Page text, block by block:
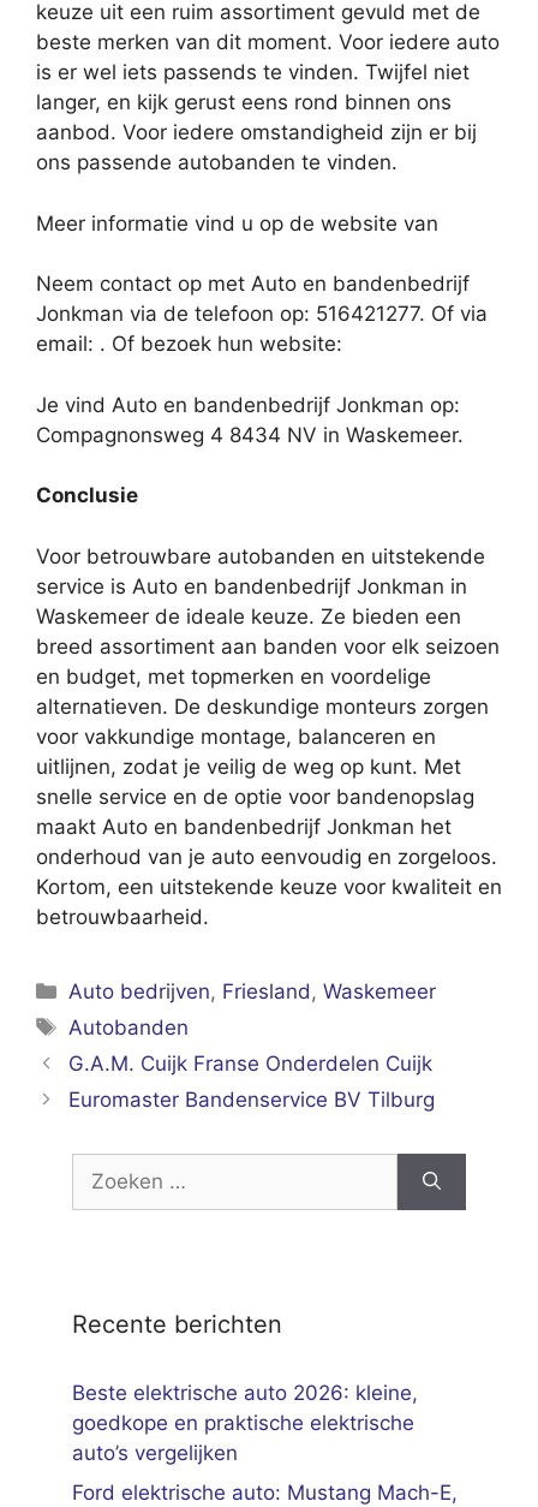
keuze uit een ruim assortiment gevuld met de
beste merken van dit moment. Voor iedere auto
is er wel iets passends te vinden. Twijfel niet
langer, en kijk gerust eens rond binnen ons
aanbod. Voor iedere omstandigheid zijn er bij
ons passende autobanden te vinden.
Meer informatie vind u op de website van
Neem contact op met Auto en bandenbedrijf
Jonkman via de telefoon op: 516421277. Of via
email: . Of bezoek hun website:
Je vind Auto en bandenbedrijf Jonkman op:
Compagnonsweg 4 8434 NV in Waskemeer.
Conclusie
Voor betrouwbare autobanden en uitstekende
service is Auto en bandenbedrijf Jonkman in
Waskemeer de ideale keuze. Ze bieden een
breed assortiment aan banden voor elk seizoen
en budget, met topmerken en voordelige
alternatieven. De deskundige monteurs zorgen
voor vakkundige montage, balanceren en
uitlijnen, zodat je veilig de weg op kunt. Met
snelle service en de optie voor bandenopslag
maakt Auto en bandenbedrijf Jonkman het
onderhoud van je auto eenvoudig en zorgeloos.
Kortom, een uitstekende keuze voor kwaliteit en
betrouwbaarheid.
Categorieën
Auto bedrijven, Friesland ,Waskemeer
Tags
Autobanden
G.A.M. Cuijk Franse Onderdelen Cuijk
Euromaster Bandenservice BV Tilburg
naar:
Recente berichten
Beste elektrische auto 2026: kleine,
goedkope en praktische elektrische
auto’s vergelijken
Ford elektrische auto: Mustang Mach-E,